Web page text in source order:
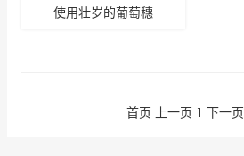
使用壮岁的葡萄穗
首页 上一页 1 下一页